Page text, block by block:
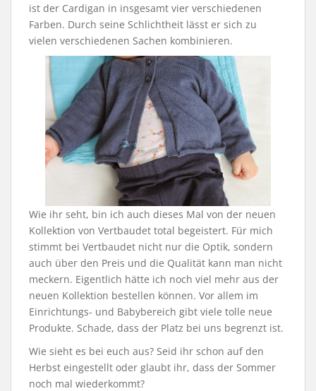
ist der Cardigan in insgesamt vier verschiedenen
Farben. Durch seine Schlichtheit lässt er sich zu
vielen verschiedenen Sachen kombinieren.
Wie ihr seht, bin ich auch dieses Mal von der neuen
Kollektion von Vertbaudet total begeistert. Für mich
stimmt bei Vertbaudet nicht nur die Optik, sondern
auch über den Preis und die Qualität kann man nicht
meckern. Eigentlich hätte ich noch viel mehr aus der
neuen Kollektion bestellen können. Vor allem im
Einrichtungs- und Babybereich gibt viele tolle neue
Produkte. Schade, dass der Platz bei uns begrenzt ist.
Wie sieht es bei euch aus? Seid ihr schon auf den
Herbst eingestellt oder glaubt ihr, dass der Sommer
noch mal wiederkommt?